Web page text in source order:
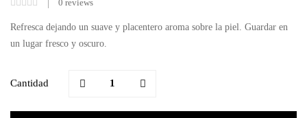
0 reviews
Refresca dejando un suave y placentero aroma sobre la piel. Guardar en
un lugar fresco y oscuro.
Cantidad